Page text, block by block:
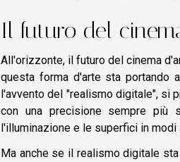
Il futuro del
All'orizzonte, il futuro del cinema
questa forma d'arte sta portando
l'avvento del "realismo digitale", si
con una precisione sempre più
l'illuminazione e le superfici in
Ma anche se il realismo digitale